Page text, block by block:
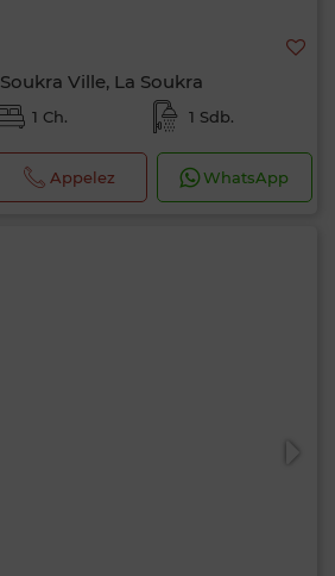
Ville, La Soukra
1 Ch. 1 Sdb.
Appelez WhatsApp